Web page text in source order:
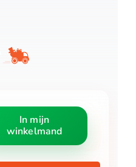
In mijn
winkelmand